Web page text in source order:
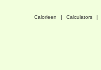
Calorieen | Calculators |